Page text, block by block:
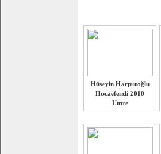
Hüseyin Harputoğlu
Hocaefendi 2010
Umre